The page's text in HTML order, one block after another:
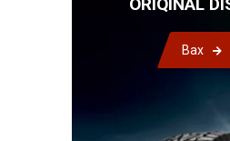
ORIQINAL
Bax